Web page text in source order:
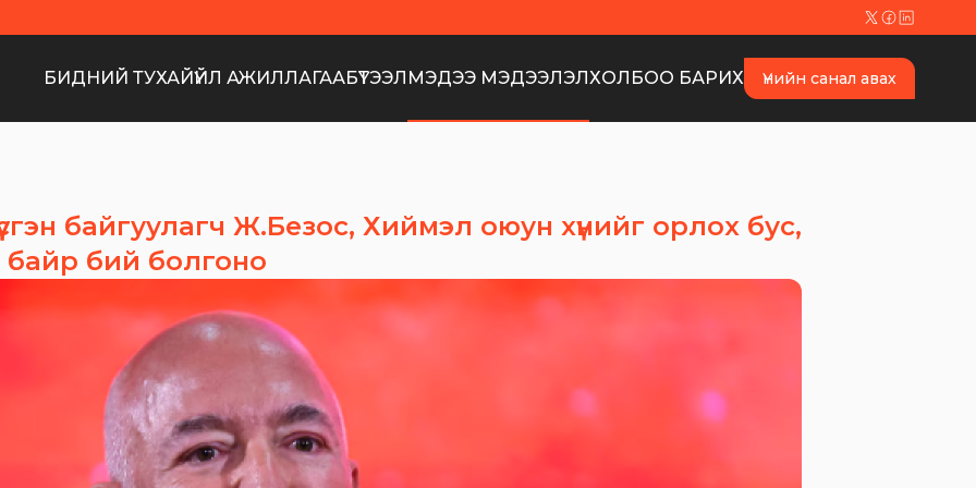
БИДНИЙ ТУХАЙҮЙЛ АЖИЛЛАГААБҮТЭЭЛ МЭДЭЭ МЭДЭЭЛЭЛХОЛБОО БАРИХ Үнийн санал авах
байгуулагч Ж.Безос, Хиймэл оюун хүнийг орлох бус,
байр бий болгоно